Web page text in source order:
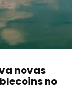
novas
no